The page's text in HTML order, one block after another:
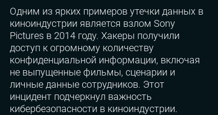
Одним из ярких примеров утечки данных в
киноиндустрии является взлом Sony
Pictures в 2014 году. Хакеры получили
доступ к огромному количеству
конфиденциальной информации, включая
не выпущенные фильмы, сценарии и
личные данные сотрудников. Этот
инцидент подчеркнул важность
кибербезопасности в киноиндустрии.